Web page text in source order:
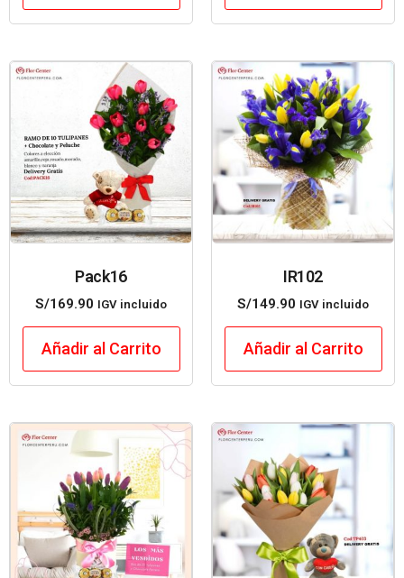
Pack16
S/169.90 IGV incluido
Añadir al Carrito
IR102
S/149.90 IGV incluido
Añadir al Carrito